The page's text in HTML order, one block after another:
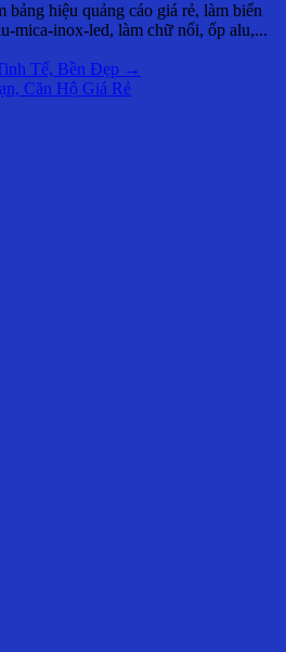
hiệu quảng cáo giá rẻ, làm biển
mica-inox-led, làm chữ nổi, ốp alu,...
Tế, Bền Đẹp →
Căn Hộ Giá Rẻ